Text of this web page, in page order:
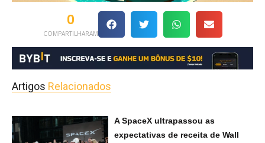
COMPARTILHARAM
0
Artigos Relacionados
A SpaceX ultrapassou as
expectativas de receita de Wall